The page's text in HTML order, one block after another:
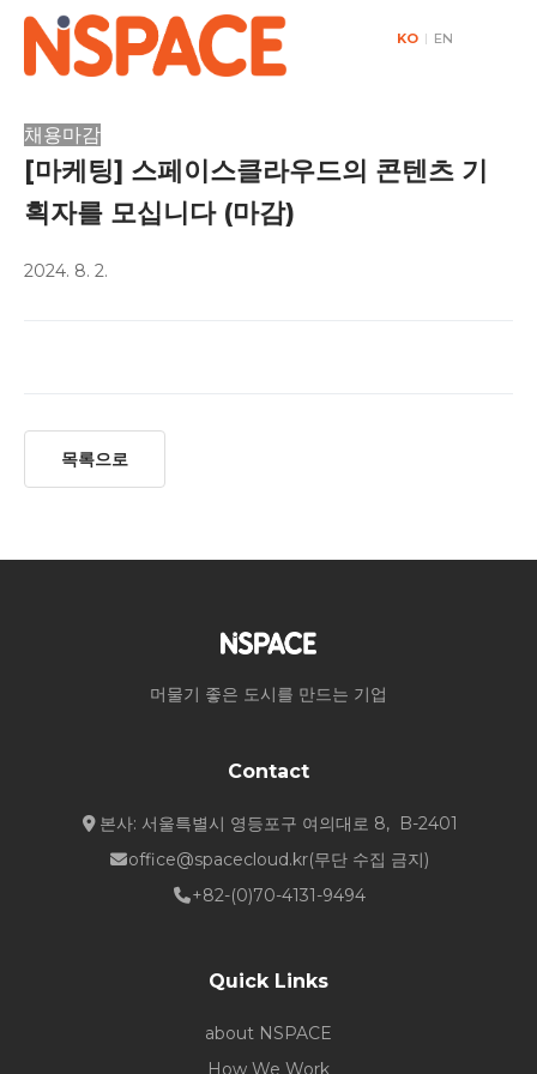
KO | EN
채용마감
[마케팅] 스페이스클라우드의 콘텐츠 기
획자를 모십니다 (마감)
2024. 8. 2.
목록으로
머물기 좋은 도시를 만드는 기업
Contact
본사: 서울특별시 영등포구 여의대로 8, B-2401
office@spacecloud.kr(무단 수집 금지)
+82-(0)70-4131-9494
Quick Links
about NSPACE
How We Work